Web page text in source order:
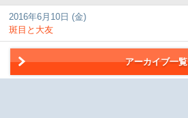
2016年6月10日 (金)
斑目と大友
アーカイブ一覧